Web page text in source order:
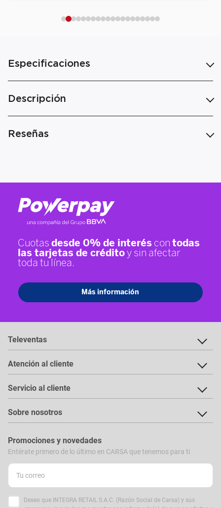
Especificaciones
Descripción
Reseñas
Televentas
Atención al cliente
Servicio al cliente
Sobre nosotros
Promociones y novedades
Entérate primero de lo último en CARSA que tenemos para ti
Deseo que INTEGRA RETAIL S.A.C. (Razón Social de Carsa) y sus